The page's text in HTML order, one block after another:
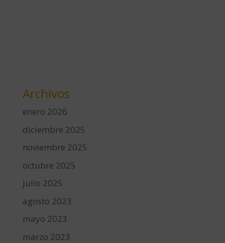
Archivos
enero 2026
diciembre 2025
noviembre 2025
octubre 2025
julio 2025
agosto 2023
mayo 2023
marzo 2023